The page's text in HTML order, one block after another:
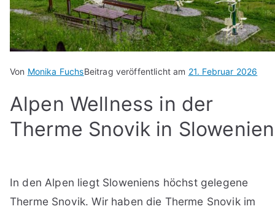
Von Monika FuchsBeitrag veröffentlicht am 21. Februar 2026
Alpen Wellness in der
Therme Snovik in Slowenien
In den Alpen liegt Sloweniens höchst gelegene
Therme Snovik. Wir haben die Therme Snovik im